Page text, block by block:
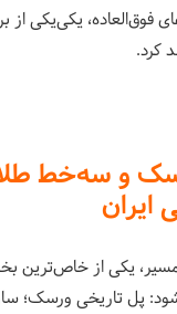
فوق‌العاده، یکی‌یکی از
کرد.
و سه‌خط
ایران
مسیر، یکی از خاص‌ترین
پل تاریخی ورسک؛